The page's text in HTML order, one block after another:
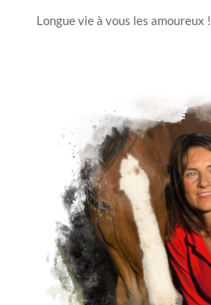
Longue vie à vous les amoureux !